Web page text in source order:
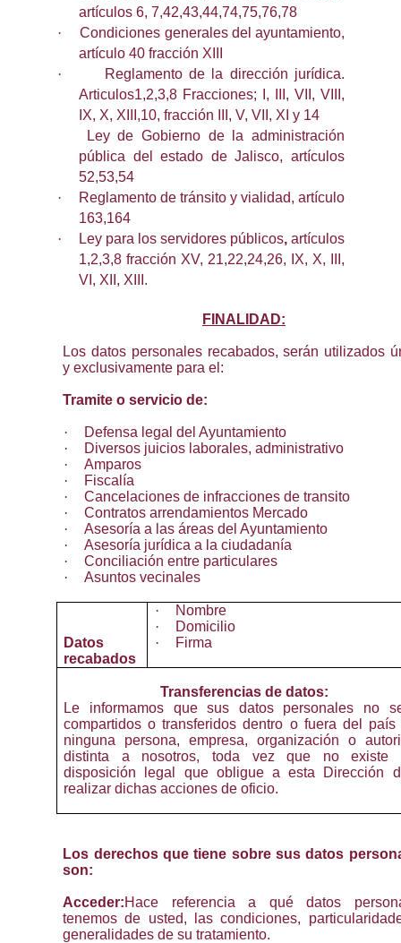
artículos 6, 7,42,43,44,74,75,76,78
·
Condiciones generales del ayuntamiento,
artículo 40 fracción XIII
·
Reglamento de la dirección jurídica.
Articulos1,2,3,8 Fracciones; I, III, VII, VIII,
IX, X, XIII,10, fracción III, V, VII, XI y 14
Ley de Gobierno de la administración
pública del estado de Jalisco, artículos
52,53,54
·
Reglamento de tránsito y vialidad, artículo
163,164
·
Ley para los servidores públicos,artículos
1,2,3,8 fracción XV, 21,22,24,26, IX, X, III,
VI, XII, XIII.
FINALIDAD:
Los datos personales recabados, serán utilizados
y exclusivamente para el:
Tramite o servicio de:
·
Defensa legal del Ayuntamiento
·
Diversos juicios laborales, administrativo
·
Amparos
·
Fiscalía
·
Cancelaciones de infracciones de transito
·
Contratos arrendamientos Mercado
·
Asesoría a las áreas del Ayuntamiento
·
Asesoría jurídica a la ciudadanía
·
Conciliación entre particulares
·
Asuntos vecinales
Datos
recabados
·
Nombre
·
Domicilio
·
Firma
Transferencias de datos:
Le informamos que sus datos personales no
compartidos o transferidos dentro o fuera del país
ninguna persona, empresa, organización o
distinta a nosotros, toda vez que no existe
disposición legal que obligue a esta Dirección
realizar dichas acciones de oficio.
Los derechos que tiene sobre sus datos
son:
Acceder:Hace referencia a qué datos
tenemos de usted, las condiciones,
generalidades de su tratamiento.